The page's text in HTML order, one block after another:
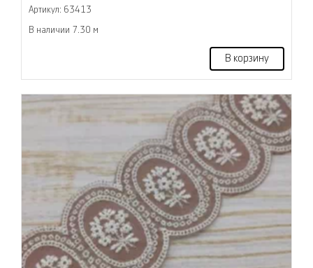
Артикул: 63413
В наличии 7.30 м
В корзину